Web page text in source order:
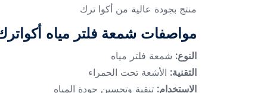
منتج بجودة عالية من أكوا ترك
مواصفات شمعة فلتر مياه
النوع: شمعة فلتر مياه
التقنية: الأشعة تحت الحمراء
الاستخدام: تنقية وتحسين جودة المياه